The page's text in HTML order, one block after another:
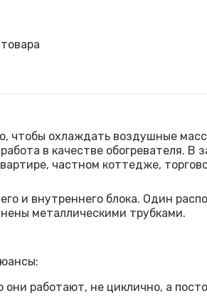
чтобы охлаждать воздушные
в качестве обогревателя. В
частном коттедже,
и внутреннего блока. Один
металлическими трубками.
работают, не циклично, а